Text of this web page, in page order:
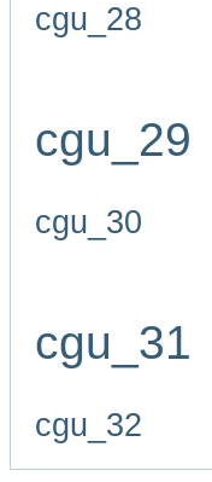
cgu_28
cgu_29
cgu_30
cgu_31
cgu_32